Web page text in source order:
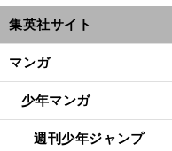
集英社サイト
マンガ
少年マンガ
週刊少年ジャンプ